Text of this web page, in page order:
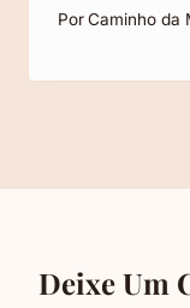
PorCaminho da
Deixe Um